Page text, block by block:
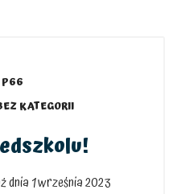
P66
KATEGORII
dnia 1 września 2023